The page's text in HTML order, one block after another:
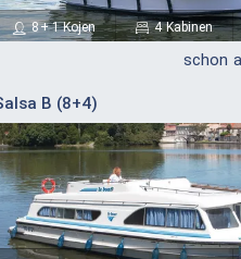
8+ 1 Kojen 4 Kabinen
schon
B (8+4)